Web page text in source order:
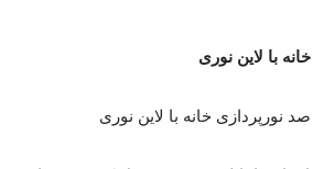
با لاین نوری